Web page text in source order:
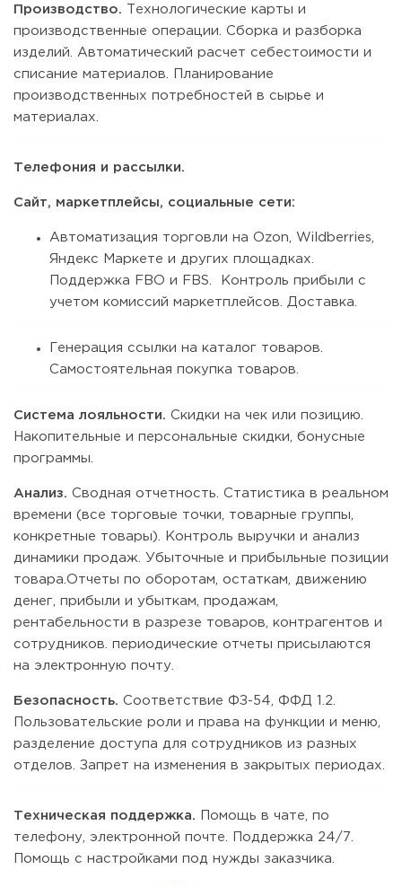
Производство. Технологические карты и
производственные операции. Сборка и разборка
изделий. Автоматический расчет себестоимости и
списание материалов. Планирование
производственных потребностей в сырье и
материалах.
Телефония и рассылки.
Сайт, маркетплейсы, социальные сети:
Автоматизация торговли на Ozon, Wildberries,
Яндекс Маркете и других площадках.
Поддержка FBO и FBS. Контроль прибыли с
учетом комиссий маркетплейсов. Доставка.
Генерация ссылки на каталог товаров.
Самостоятельная покупка товаров.
Система лояльности. Скидки на чек или позицию.
Накопительные и персональные скидки, бонусные
программы.
Анализ. Сводная отчетность. Статистика в реальном
времени (все торговые точки, товарные группы,
конкретные товары). Контроль выручки и анализ
динамики продаж. Убыточные и прибыльные позиции
товара.Отчеты по оборотам, остаткам, движению
денег, прибыли и убыткам, продажам,
рентабельности в разрезе товаров, контрагентов и
сотрудников. периодические отчеты присылаются
на электронную почту.
Безопасность. Соответствие ФЗ-54, ФФД 1.2.
Пользовательские роли и права на функции и меню,
разделение доступа для сотрудников из разных
отделов. Запрет на изменения в закрытых периодах.
Техническая поддержка. Помощь в чате, по
телефону, электронной почте. Поддержка 24/7.
Помощь с настройками под нужды заказчика.